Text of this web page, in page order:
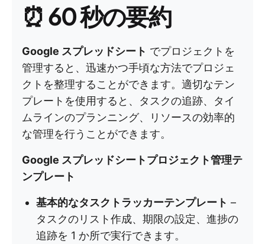
⏰60 秒の要約
Google スプレッドシート でプロジェクトを
管理すると、迅速かつ手頃な方法でプロジェ
クトを整理することができます。適切なテン
プレートを使用すると、タスクの追跡、タイ
ムラインのプランニング、リソースの効率的
な管理を行うことができます。
Google スプレッドシートプロジェクト管理テ
ンプレート
基本的なタスクトラッカーテンプレート –
タスクのリスト作成、期限の設定、進捗の
追跡を 1 か所で実行できます。